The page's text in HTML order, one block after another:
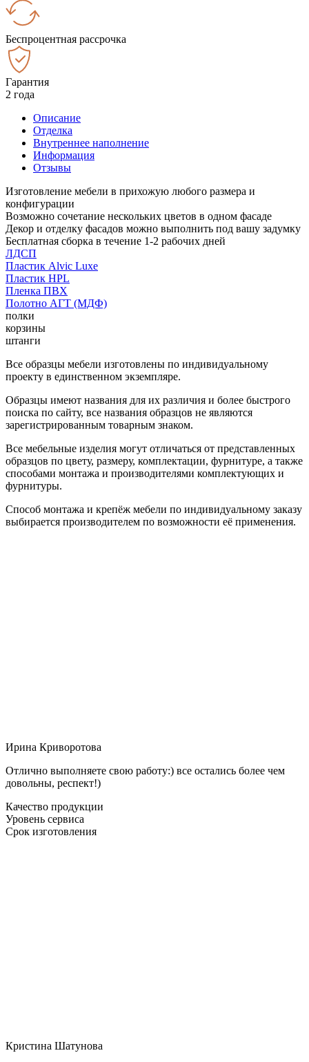
Беспроцентная рассрочка
Гарантия
2 года
Описание
Отделка
Внутреннее наполнение
Информация
Отзывы
Изготовление мебели в прихожую любого размера и
конфигурации
Возможно сочетание нескольких цветов в одном фасаде
Декор и отделку фасадов можно выполнить под вашу задумку
Бесплатная сборка в течение 1-2 рабочих дней
ЛДСП
Пластик Alvic Luxe
Пластик HPL
Пленка ПВХ
Полотно АГТ (МДФ)
полки
корзины
штанги
Все образцы мебели изготовлены по индивидуальному
проекту в единственном экземпляре.
Образцы имеют названия для их различия и более быстрого
поиска по сайту, все названия образцов не являются
зарегистрированным товарным знаком.
Все мебельные изделия могут отличаться от представленных
образцов по цвету, размеру, комплектации, фурнитуре, а также
способами монтажа и производителями комплектующих и
фурнитуры.
Способ монтажа и крепёж мебели по индивидуальному заказу
выбирается производителем по возможности её применения.
Ирина Криворотова
Отлично выполняете свою работу:) все остались более чем
довольны, респект!)
Качество продукции
Уровень сервиса
Срок изготовления
Кристина Шатунова